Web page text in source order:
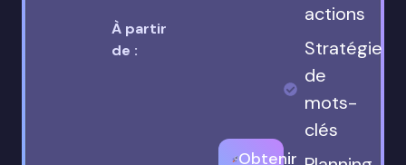
À partir
de :
Obtenir
actions
Stratégie
de
mots-
clés